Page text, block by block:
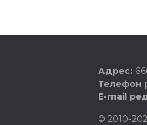
Адрес:
Телефон
E-mail
© 2010-